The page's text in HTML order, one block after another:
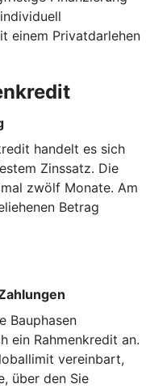
einem Privatdarlehen
handelt es sich
Zinssatz. Die
zwölf Monate. Am
Betrag
Bauphasen
ein Rahmenkredit an.
vereinbart,
über den Sie